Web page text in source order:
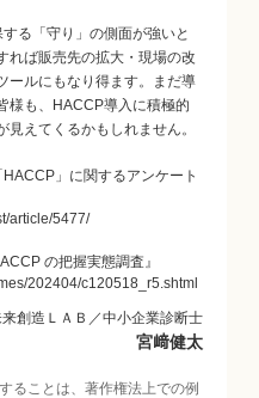
る「守り」の側面が強いと
れば販売先の拡大・現場の改
ールにもなり得ます。まだ導
様も、HACCP導入に積極的
えてくるかもしれません。
」に関するアンケート
article/5477/
の把握実態調査』
202404/c120518_r5.shtml
創造ＬＡＢ／中小企業診断士
宮﨑健太
ることは、著作権法上での例